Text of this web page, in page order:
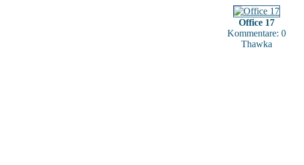
Office 17
Kommentare: 0
Thawka